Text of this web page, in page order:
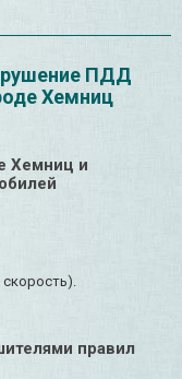
ПДД
Хемниц
Хемниц и
скорость).
правил